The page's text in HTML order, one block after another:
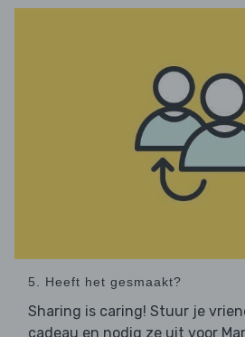
5. Heeft het gesmaakt?
Sharing is caring! Stuur je
cadeau en nodig ze uit voor